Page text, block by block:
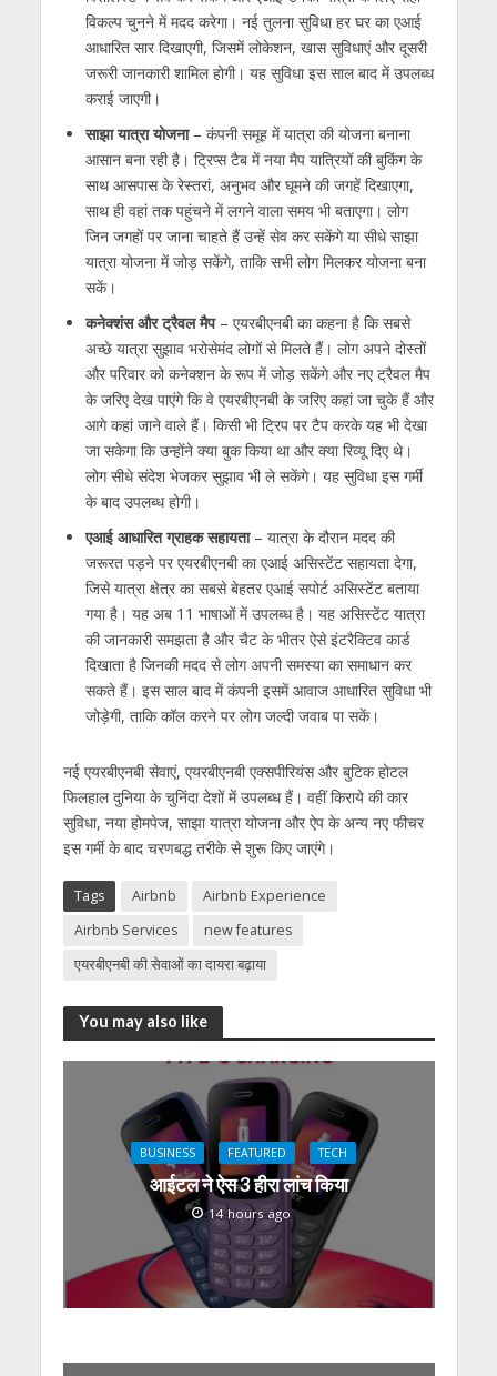
विकल्प चुनने में मदद करेगा। नई तुलना सुविधा हर घर का एआई
आधारित सार दिखाएगी, जिसमें लोकेशन, खास सुविधाएं और दूसरी
जरूरी जानकारी शामिल होगी। यह सुविधा इस साल बाद में उपलब्ध
कराई जाएगी।
साझा यात्रा योजना– कंपनी समूह में यात्रा की योजना बनाना
आसान बना रही है। ट्रिप्स टैब में नया मैप यात्रियों की बुकिंग के
साथ आसपास के रेस्तरां, अनुभव और घूमने की जगहें दिखाएगा,
साथ ही वहां तक पहुंचने में लगने वाला समय भी बताएगा। लोग
जिन जगहों पर जाना चाहते हैं उन्हें सेव कर सकेंगे या सीधे साझा
यात्रा योजना में जोड़ सकेंगे, ताकि सभी लोग मिलकर योजना बना
सकें।
कनेक्शंस और ट्रैवल मैप– एयरबीएनबी का कहना है कि सबसे
अच्छे यात्रा सुझाव भरोसेमंद लोगों से मिलते हैं। लोग अपने दोस्तों
और परिवार को कनेक्शन के रूप में जोड़ सकेंगे और नए ट्रैवल मैप
के जरिए देख पाएंगे कि वे एयरबीएनबी के जरिए कहां जा चुके हैं और
आगे कहां जाने वाले हैं। किसी भी ट्रिप पर टैप करके यह भी देखा
जा सकेगा कि उन्होंने क्या बुक किया था और क्या रिव्यू दिए थे।
लोग सीधे संदेश भेजकर सुझाव भी ले सकेंगे। यह सुविधा इस गर्मी
के बाद उपलब्ध होगी।
एआई आधारित ग्राहक सहायता– यात्रा के दौरान मदद की
जरूरत पड़ने पर एयरबीएनबी का एआई असिस्टेंट सहायता देगा,
जिसे यात्रा क्षेत्र का सबसे बेहतर एआई सपोर्ट असिस्टेंट बताया
गया है। यह अब 11 भाषाओं में उपलब्ध है। यह असिस्टेंट यात्रा
की जानकारी समझता है और चैट के भीतर ऐसे इंटरैक्टिव कार्ड
दिखाता है जिनकी मदद से लोग अपनी समस्या का समाधान कर
सकते हैं। इस साल बाद में कंपनी इसमें आवाज आधारित सुविधा भी
जोड़ेगी, ताकि कॉल करने पर लोग जल्दी जवाब पा सकें।
नई एयरबीएनबी सेवाएं, एयरबीएनबी एक्सपीरियंस और बुटिक होटल
फिलहाल दुनिया के चुनिंदा देशों में उपलब्ध हैं। वहीं किराये की कार
सुविधा, नया होमपेज, साझा यात्रा योजना और ऐप के अन्य नए फीचर
इस गर्मी के बाद चरणबद्ध तरीके से शुरू किए जाएंगे।
Tags Airbnb
Airbnb Experience
Airbnb Services
new features
एयरबीएनबी की सेवाओं का दायरा बढ़ाया
You may also like
BUSINESS FEATURED TECH
आईटल ने ऐस 3 हीरा लांच किया
14 hours ago